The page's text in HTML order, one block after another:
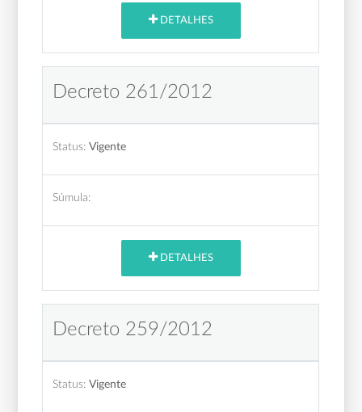
DETALHES
Decreto 261/2012
Status: Vigente
Súmula:
DETALHES
Decreto 259/2012
Status: Vigente